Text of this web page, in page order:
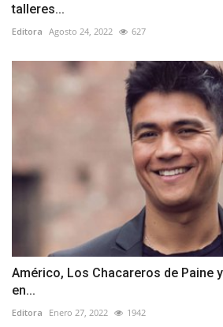
talleres...
Editora Agosto 24, 2022 627
Américo, Los Chacareros de Paine
en...
Editora Enero 27, 2022 1942